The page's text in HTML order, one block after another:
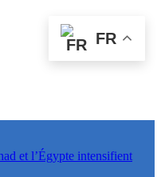
et l’Égypte intensifient
FR